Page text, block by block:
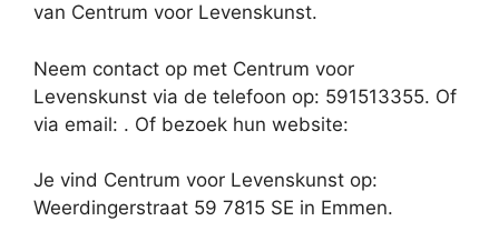
van Centrum voor Levenskunst.
Neem contact op met Centrum voor
Levenskunst via de telefoon op: 591513355. Of
via email: . Of bezoek hun website:
Je vind Centrum voor Levenskunst op:
Weerdingerstraat 59 7815 SE in Emmen.